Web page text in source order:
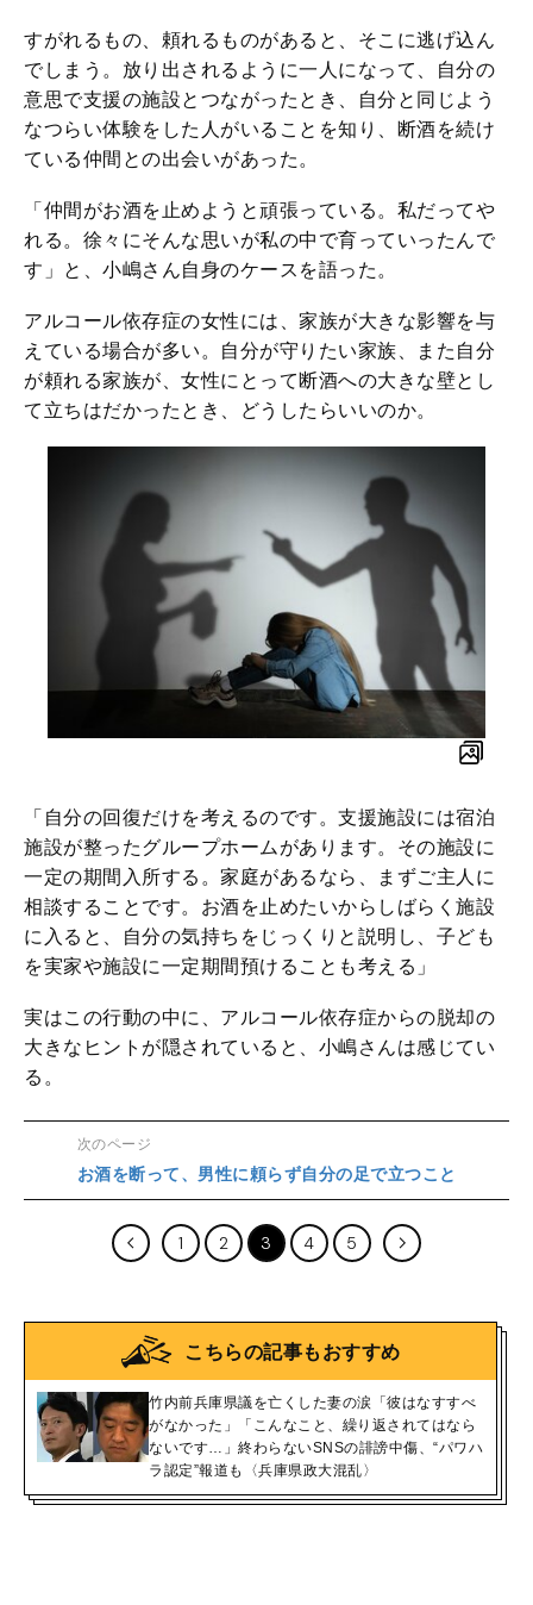
すがれるもの、頼れるものがあると、そこに逃げ込ん
でしまう。放り出されるように一人になって、自分の
意思で支援の施設とつながったとき、自分と同じよう
なつらい体験をした人がいることを知り、断酒を続け
ている仲間との出会いがあった。
「仲間がお酒を止めようと頑張っている。私だってや
れる。徐々にそんな思いが私の中で育っていったんで
す」と、小嶋さん自身のケースを語った。
アルコール依存症の女性には、家族が大きな影響を与
えている場合が多い。自分が守りたい家族、また自分
が頼れる家族が、女性にとって断酒への大きな壁とし
て立ちはだかったとき、どうしたらいいのか。
「自分の回復だけを考えるのです。支援施設には宿泊
施設が整ったグループホームがあります。その施設に
一定の期間入所する。家庭があるなら、まずご主人に
相談することです。お酒を止めたいからしばらく施設
に入ると、自分の気持ちをじっくりと説明し、子ども
を実家や施設に一定期間預けることも考える」
実はこの行動の中に、アルコール依存症からの脱却の
大きなヒントが隠されていると、小嶋さんは感じてい
る。
次のページ
お酒を断って、男性に頼らず自分の足で立つこと
1 2 3 4 5
こちらの記事もおすすめ
竹内前兵庫県議を亡くした妻の涙「彼はなすすべ
がなかった」「こんなこと、繰り返されてはなら
ないです…」終わらないSNSの誹謗中傷、“パワハ
ラ認定”報道も〈兵庫県政大混乱〉